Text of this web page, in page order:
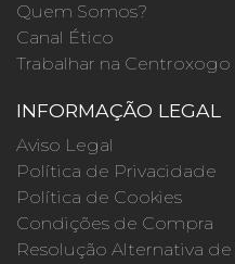
Quem Somos?
Canal Ético
Trabalhar na Centroxogo
INFORMAÇÃO LEGAL
Aviso Legal
Política de Privacidade
Política de Cookies
Condições de Compra
Resolução Alternativa